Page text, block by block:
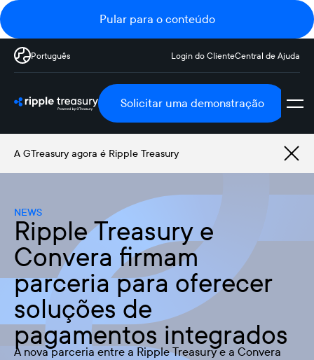
Pular para o conteúdo
Português Login do ClienteCentral de Ajuda
Solicitar uma demonstração
A GTreasury agora é Ripple Treasury
NEWS
Ripple Treasury e
Convera firmam
parceria para oferecer
soluções de
pagamentos integrados
A nova parceria entre a Ripple Treasury e a Convera